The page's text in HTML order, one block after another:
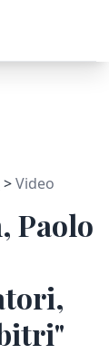
Video
Paolo